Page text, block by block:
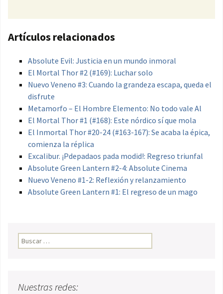
Artículos relacionados
Absolute Evil: Justicia en un mundo inmoral
El Mortal Thor #2 (#169): Luchar solo
Nuevo Veneno #3: Cuando la grandeza escapa, queda el
disfrute
Metamorfo – El Hombre Elemento: No todo vale Al
El Mortal Thor #1 (#168): Este nórdico sí que mola
El Inmortal Thor #20-24 (#163-167): Se acaba la épica,
comienza la réplica
Excalibur. ¡Pdepadaos pada modid!: Regreso triunfal
Absolute Green Lantern #2-4: Absolute Cinema
Nuevo Veneno #1-2: Reflexión y relanzamiento
Absolute Green Lantern #1: El regreso de un mago
Buscar:
Nuestras redes: